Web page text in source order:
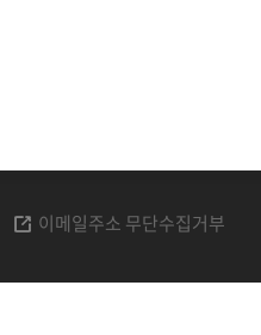
이메일주소 무단수집거부